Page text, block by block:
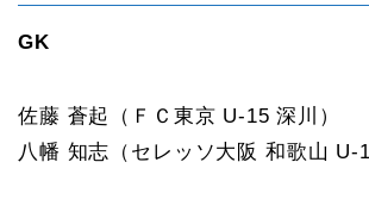
GK
佐藤 蒼起（ＦＣ東京 U-15 深川）
八幡 知志（セレッソ大阪 和歌山 U-